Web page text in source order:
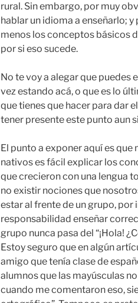
rural. Sin embargo, por muy
hablar un idioma a enseñarlo;
menos los conceptos básicos
por si eso sucede.
No te voy a alegar que puedes
vez estando acá, o que es lo
que tienes que hacer para dar
tener presente este punto aun
El punto a exponer aquí es
nativos es fácil explicar los
que crecieron con una lengua
no existir nociones que
estar al frente de un grupo, por
responsabilidad enseñar
grupo nunca pasa del “¡Hola!
Estoy seguro que en algún
amigo que tenía clase de
alumnos que las mayúsculas
cuando me comentaron eso,